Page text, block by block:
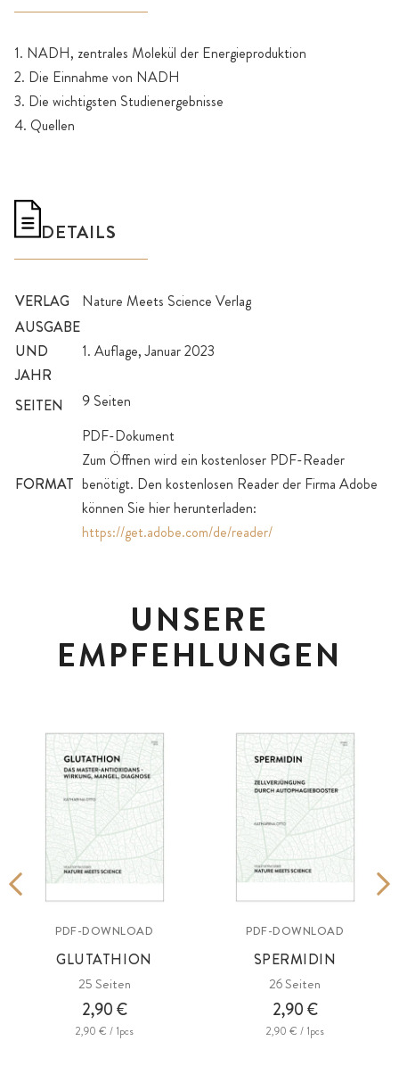
1. NADH, zentrales Molekül der Energieproduktion
2. Die Einnahme von NADH
3. Die wichtigsten Studienergebnisse
4. Quellen
DETAILS
VERLAG
Nature Meets Science Verlag
AUSGABE
UND
JAHR
1. Auflage, Januar 2023
SEITEN 9 Seiten
FORMAT
PDF-Dokument
Zum Öffnen wird ein kostenloser PDF-Reader
benötigt. Den kostenlosen Reader der Firma Adobe
können Sie hier herunterladen:
https://get.adobe.com/de/reader/
UNSERE
EMPFEHLUNGEN
PDF-DOWNLOAD
GLUTATHION
25 Seiten
2,90 €
2,90 € / 1pcs
PDF-DOWNLOAD
SPERMIDIN
26 Seiten
2,90 €
2,90 € / 1pcs